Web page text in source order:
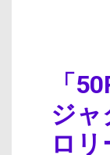
「
ジャ
ロリ